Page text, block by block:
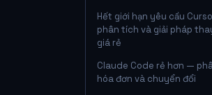
Hết giới hạn yêu cầu
phân tích và giải pháp
giá rẻ
Claude Code rẻ hơn —
hóa đơn và chuyển đổi